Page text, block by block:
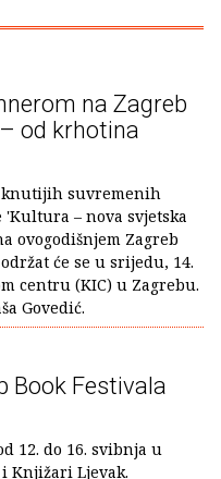
na Zagreb
od krhotina
suvremenih
– nova svjetska
ovogodišnjem Zagreb
će se u srijedu, 14.
centru (KIC) u Zagrebu.
Govedić.
Book Festivala
12. do 16. svibnja u
Knjižari Ljevak.